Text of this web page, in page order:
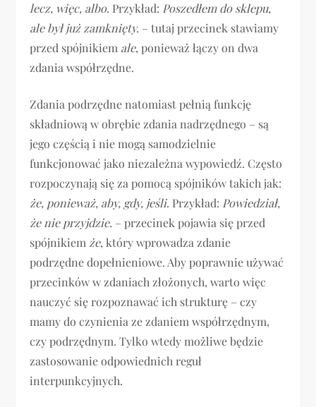
lecz, więc, albo. Przykład: Poszedłem do sklepu,
ale był już zamknięty. – tutaj przecinek stawiamy
przed spójnikiem ale, ponieważ łączy on dwa
zdania współrzędne.
Zdania podrzędne natomiast pełnią funkcję
składniową w obrębie zdania nadrzędnego – są
jego częścią i nie mogą samodzielnie
funkcjonować jako niezależna wypowiedź. Często
rozpoczynają się za pomocą spójników takich jak:
że, ponieważ, aby, gdy, jeśli. Przykład: Powiedział,
że nie przyjdzie. – przecinek pojawia się przed
spójnikiem że, który wprowadza zdanie
podrzędne dopełnieniowe. Aby poprawnie używać
przecinków w zdaniach złożonych, warto więc
nauczyć się rozpoznawać ich strukturę – czy
mamy do czynienia ze zdaniem współrzędnym,
czy podrzędnym. Tylko wtedy możliwe będzie
zastosowanie odpowiednich reguł
interpunkcyjnych.